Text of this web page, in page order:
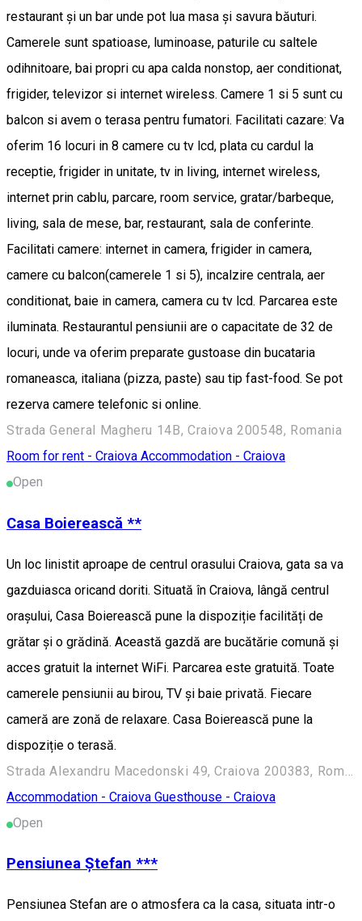
restaurant și un bar unde pot lua masa și savura băuturi.
Camerele sunt spatioase, luminoase, paturile cu saltele
odihnitoare, bai propri cu apa calda nonstop, aer conditionat,
frigider, televizor si internet wireless. Camere 1 si 5 sunt cu
balcon si avem o terasa pentru fumatori. Facilitati cazare: Va
oferim 16 locuri in 8 camere cu tv lcd, plata cu cardul la
receptie, frigider in unitate, tv in living, internet wireless,
internet prin cablu, parcare, room service, gratar/barbeque,
living, sala de mese, bar, restaurant, sala de conferinte.
Facilitati camere: internet in camera, frigider in camera,
camere cu balcon(camerele 1 si 5), incalzire centrala, aer
conditionat, baie in camera, camera cu tv lcd. Parcarea este
iluminata. Restaurantul pensiunii are o capacitate de 32 de
locuri, unde va oferim preparate gustoase din bucataria
romaneasca, italiana (pizza, paste) sau tip fast-food. Se pot
rezerva camere telefonic si online.
Strada General Magheru 14B, Craiova 200548, Romania
Room for rent - Craiova Accommodation - Craiova
Open
Casa Boierească **
Un loc linistit aproape de centrul orasului Craiova, gata sa va
gazduiasca oricand doriti. Situată în Craiova, lângă centrul
orașului, Casa Boierească pune la dispoziție facilități de
grătar și o grădină. Această gazdă are bucătărie comună și
acces gratuit la internet WiFi. Parcarea este gratuită. Toate
camerele pensiunii au birou, TV și baie privată. Fiecare
cameră are zonă de relaxare. Casa Boierească pune la
dispoziție o terasă.
Accommodation - Craiova Guesthouse - Craiova
Open
Pensiunea Ștefan ***
Pensiunea Stefan are o atmosfera ca la casa, situata intr-o